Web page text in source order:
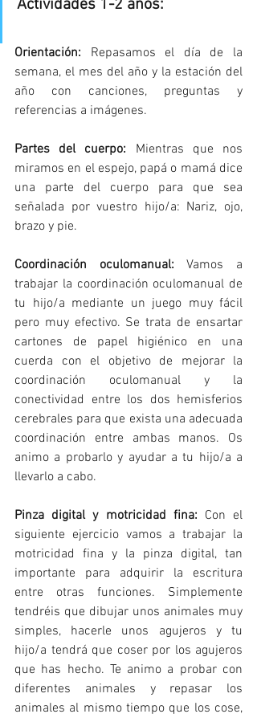
Actividades 1-2 años:
Orientación: Repasamos el día de la
semana, el mes del año y la estación del
año con canciones, preguntas y
referencias a imágenes.
Partes del cuerpo: Mientras que nos
miramos en el espejo, papá o mamá dice
una parte del cuerpo para que sea
señalada por vuestro hijo/a: Nariz, ojo,
brazo y pie.
Coordinación oculomanual: Vamos a
trabajar la coordinación oculomanual de
tu hijo/a mediante un juego muy fácil
pero muy efectivo. Se trata de ensartar
cartones de papel higiénico en una
cuerda con el objetivo de mejorar la
coordinación oculomanual y la
conectividad entre los dos hemisferios
cerebrales para que exista una adecuada
coordinación entre ambas manos. Os
animo a probarlo y ayudar a tu hijo/a a
llevarlo a cabo.
Pinza digital y motricidad fina: Con el
siguiente ejercicio vamos a trabajar la
motricidad fina y la pinza digital, tan
importante para adquirir la escritura
entre otras funciones. Simplemente
tendréis que dibujar unos animales muy
simples, hacerle unos agujeros y tu
hijo/a tendrá que coser por los agujeros
que has hecho. Te animo a probar con
diferentes animales y repasar los
animales al mismo tiempo que los cose,